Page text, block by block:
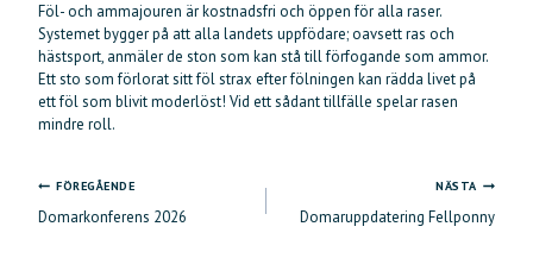
Föl- och ammajouren är kostnadsfri och öppen för alla raser.
Systemet bygger på att alla landets uppfödare; oavsett ras och
hästsport, anmäler de ston som kan stå till förfogande som ammor.
Ett sto som förlorat sitt föl strax efter fölningen kan rädda livet på
ett föl som blivit moderlöst! Vid ett sådant tillfälle spelar rasen
mindre roll.
Inläggsnavigering
FÖREGÅENDE
Domarkonferens 2026
NÄSTA
Domaruppdatering Fellponny